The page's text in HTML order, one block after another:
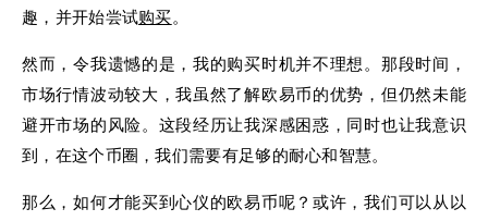
趣，并开始尝试购买。
然而，令我遗憾的是，我的购买时机并不理想。那段时间，
市场行情波动较大，我虽然了解欧易币的优势，但仍然未能
避开市场的风险。这段经历让我深感困惑，同时也让我意识
到，在这个币圈，我们需要有足够的耐心和智慧。
那么，如何才能买到心仪的欧易币呢？或许，我们可以从以